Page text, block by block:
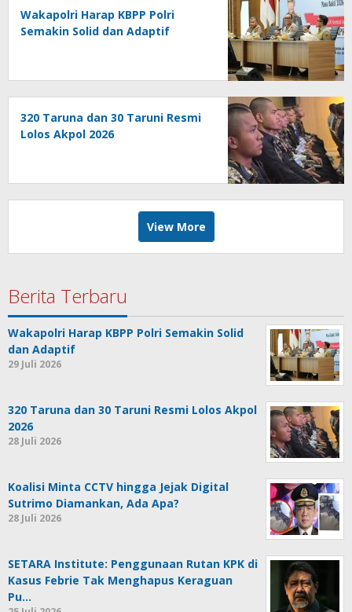
Wakapolri Harap KBPP Polri
Semakin Solid dan Adaptif
320 Taruna dan 30 Taruni Resmi
Lolos Akpol 2026
View More
Berita Terbaru
Wakapolri Harap KBPP Polri Semakin Solid
dan Adaptif
29 Juli 2026
320 Taruna dan 30 Taruni Resmi Lolos Akpol
2026
28 Juli 2026
Koalisi Minta CCTV hingga Jejak Digital
Sutrimo Diamankan, Ada Apa?
28 Juli 2026
SETARA Institute: Penggunaan Rutan KPK di
Kasus Febrie Tak Menghapus Keraguan
Pu…